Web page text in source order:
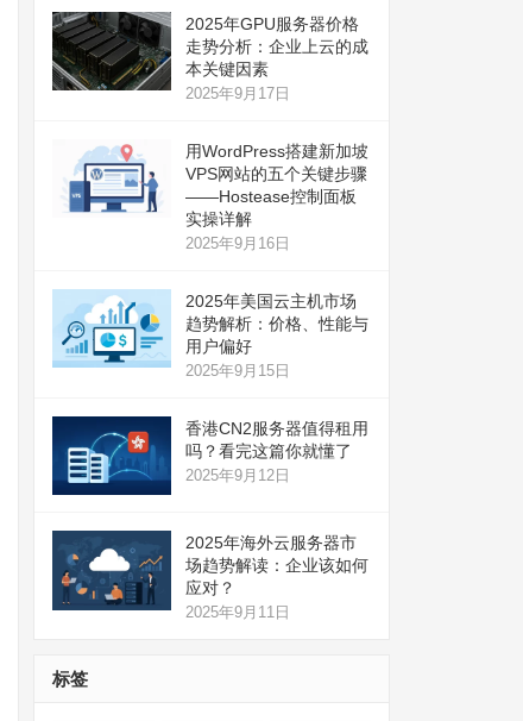
2025年GPU服务器价格
走势分析：企业上云的成
本关键因素
2025年9月17日
用WordPress搭建新加坡
VPS网站的五个关键步骤
——Hostease控制面板
实操详解
2025年9月16日
2025年美国云主机市场
趋势解析：价格、性能与
用户偏好
2025年9月15日
香港CN2服务器值得租用
吗？看完这篇你就懂了
2025年9月12日
2025年海外云服务器市
场趋势解读：企业该如何
应对？
2025年9月11日
标签